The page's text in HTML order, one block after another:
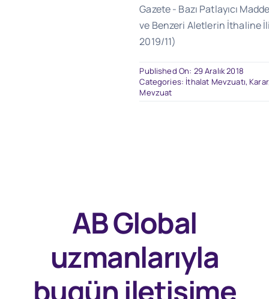
Gazete - Bazı Patlayıcı
ve Benzeri Aletlerin İthaline
2019/11)
Published On: 29 Aralık 2018
Categories: İthalat Mevzuatı,
Mevzuat
AB Global
uzmanlarıyla
bugüniletişime